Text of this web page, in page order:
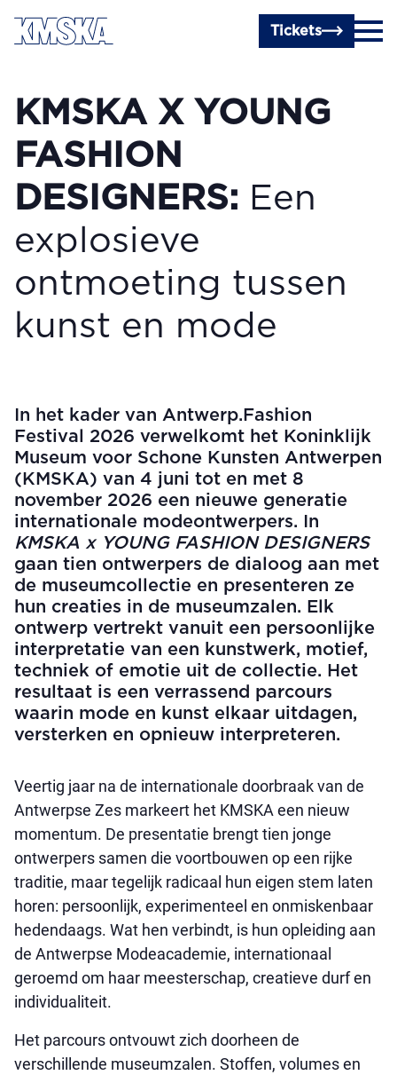
Ga naar hoofdinhoud
Tickets
KMSKA X YOUNG
FASHION
DESIGNERS: Een
explosieve
ontmoeting tussen
kunst en mode
In het kader van Antwerp.Fashion
Festival 2026 verwelkomt het Koninklijk
Museum voor Schone Kunsten Antwerpen
(KMSKA) van 4 juni tot en met 8
november 2026 een nieuwe generatie
internationale modeontwerpers. In
KMSKA x YOUNG FASHION DESIGNERS
gaan tien ontwerpers de dialoog aan met
de museumcollectie en presenteren ze
hun creaties in de museumzalen. Elk
ontwerp vertrekt vanuit een persoonlijke
interpretatie van een kunstwerk, motief,
techniek of emotie uit de collectie. Het
resultaat is een verrassend parcours
waarin mode en kunst elkaar uitdagen,
versterken en opnieuw interpreteren.
Veertig jaar na de internationale doorbraak van de
Antwerpse Zes markeert het KMSKA een nieuw
momentum. De presentatie brengt tien jonge
ontwerpers samen die voortbouwen op een rijke
traditie, maar tegelijk radicaal hun eigen stem laten
horen: persoonlijk, experimenteel en onmiskenbaar
hedendaags. Wat hen verbindt, is hun opleiding aan
de Antwerpse Modeacademie, internationaal
geroemd om haar meesterschap, creatieve durf en
individualiteit.
Het parcours ontvouwt zich doorheen de
verschillende museumzalen. Stoffen, volumes en